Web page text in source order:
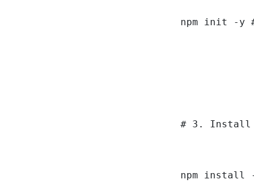
npm init -y
# 3. Install
npm install